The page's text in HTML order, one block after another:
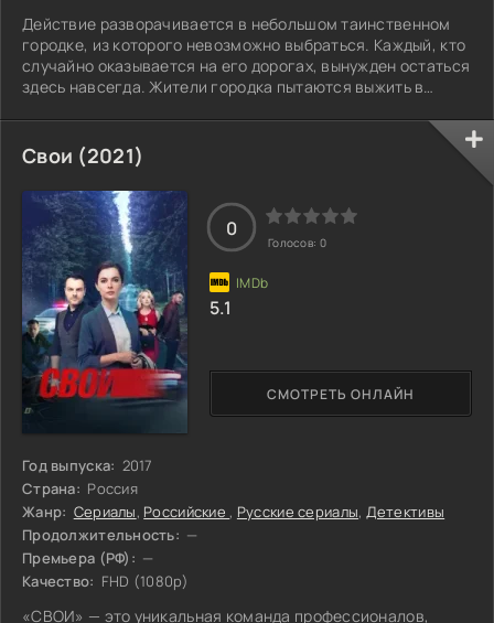
Действие разворачивается в небольшом таинственном
городке, из которого невозможно выбраться. Каждый, кто
случайно оказывается на его дорогах, вынужден остаться
здесь навсегда. Жители городка пытаются выжить в
тайны, но и ночами выходят ужасные существа,
охотящиеся на людей. Чтобы выжить, горожане должны
строго соблюдать правила: не выходить на улицу после
наступления темноты и всегда держать двери и окна
запертыми. В центре сюжета — семья
Свои (2021)
Год выпуска: 2017
Страна: Россия
Жанр: Сериалы, Российские, Русские сериалы, Детективы
Продолжительность: —
Премьера (РФ): —
Качество: FHD (1080p)
«СВОИ» — это уникальная команда профессионалов,
СМОТРЕТЬ ОНЛАЙН
0
Голосов: 0
5.1